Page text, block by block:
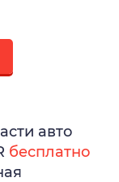
авто
бесплатно